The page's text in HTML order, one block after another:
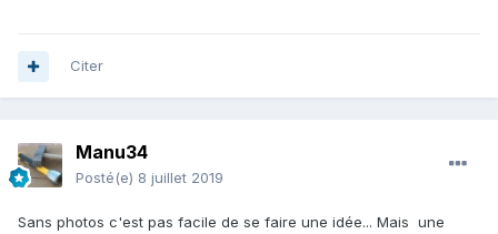
Citer
Manu34
Posté(e) 8 juillet 2019
Sans photos c'est pas facile de se faire une idée... Mais une